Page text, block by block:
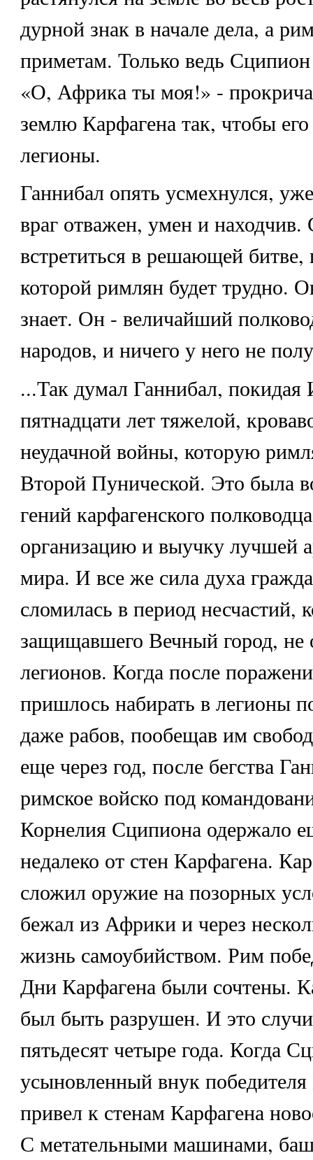
дурной знак в начале дела, а
приметам. Только ведь Сципион
«О, Африка ты моя!» -
землю Карфагена так, чтобы
легионы.
Ганнибал опять усмехнулся,
враг отважен, умен и
встретиться в решающей битве,
которой римлян будет трудно.
знает. Он - величайший
народов, и ничего у него не
...Так думал Ганнибал,
пятнадцати лет тяжелой,
неудачной войны, которую
Второй Пунической. Это была
гений карфагенского
организацию и выучку лучшей
мира. И все же сила духа
сломилась в период несчастий,
защищавшего Вечный город, не
легионов. Когда после
пришлось набирать в легионы
даже рабов, пообещав им
еще через год, после бегства
римское войско под
Корнелия Сципиона одержало
недалеко от стен Карфагена.
сложил оружие на позорных
бежал из Африки и через
жизнь самоубийством. Рим
Дни Карфагена были сочтены.
был быть разрушен. И это
пятьдесят четыре года. Когда
усыновленный внук победителя
привел к стенам Карфагена
С метательными машинами,